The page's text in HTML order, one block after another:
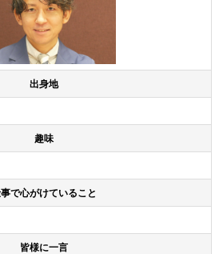
出身地
趣味
で心がけていること
皆様に一言